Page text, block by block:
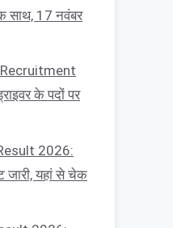
साथ, 17 नवंबर
के पदों पर
2026:
जारी, यहां से चेक